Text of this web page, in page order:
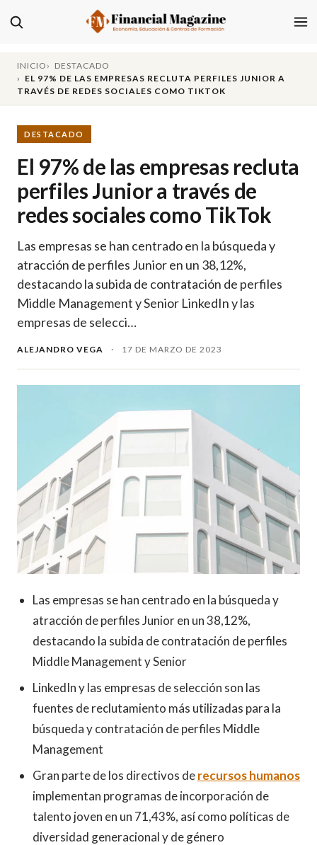
INICIO
DESTACADO
EL 97% DE LAS EMPRESAS RECLUTA PERFILES JUNIOR A
TRAVÉS DE REDES SOCIALES COMO TIKTOK
DESTACADO
El 97% de las empresas recluta
perfiles Junior a través de
redes sociales como TikTok
Las empresas se han centrado en la búsqueda y
atracción de perfiles Junior en un 38,12%,
destacando la subida de contratación de perfiles
Middle Management y Senior LinkedIn y las
empresas de selecci…
ALEJANDRO VEGA · 17 DE MARZO DE 2023
Las empresas se han centrado en la búsqueda y
atracción de perfiles Junior en un 38,12%,
destacando la subida de contratación de perfiles
Middle Management y Senior
LinkedIn y las empresas de selección son las
fuentes de reclutamiento más utilizadas para la
búsqueda y contratación de perfiles Middle
Management
Gran parte de los directivos derecursos humanos
implementan programas de incorporación de
talento joven en un 71,43%, así como políticas de
diversidad generacional y de género